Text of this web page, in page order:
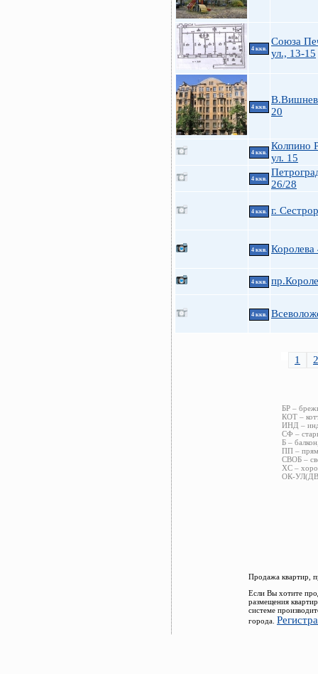
4 ккв.
Союза
ул., 13-15
4 ккв.
20
4 ккв.
Колпино
ул. 15
4 ккв.
26/28
4 ккв. г.
4 ккв. Королева
4 ккв.
4 ккв.
1 2
БР –
КОТ –
ИНД –
СФ –
Б –
ПП –
СВОБ –
ХС –
ОК-
Продажа квартир,
Если Вы хотите
размещения
системе
города.